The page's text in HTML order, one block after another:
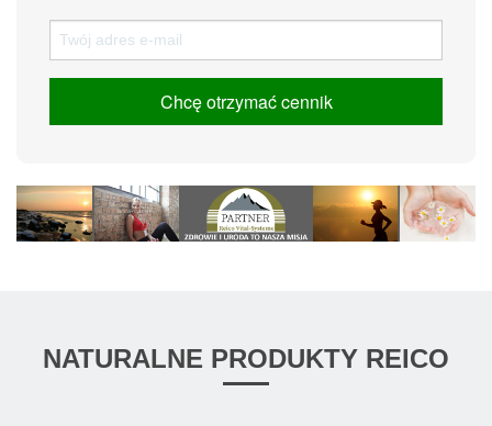
Chcę otrzymać cennik
NATURALNE PRODUKTY REICO